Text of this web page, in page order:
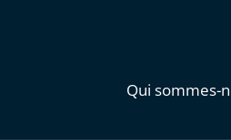
Qui sommes-